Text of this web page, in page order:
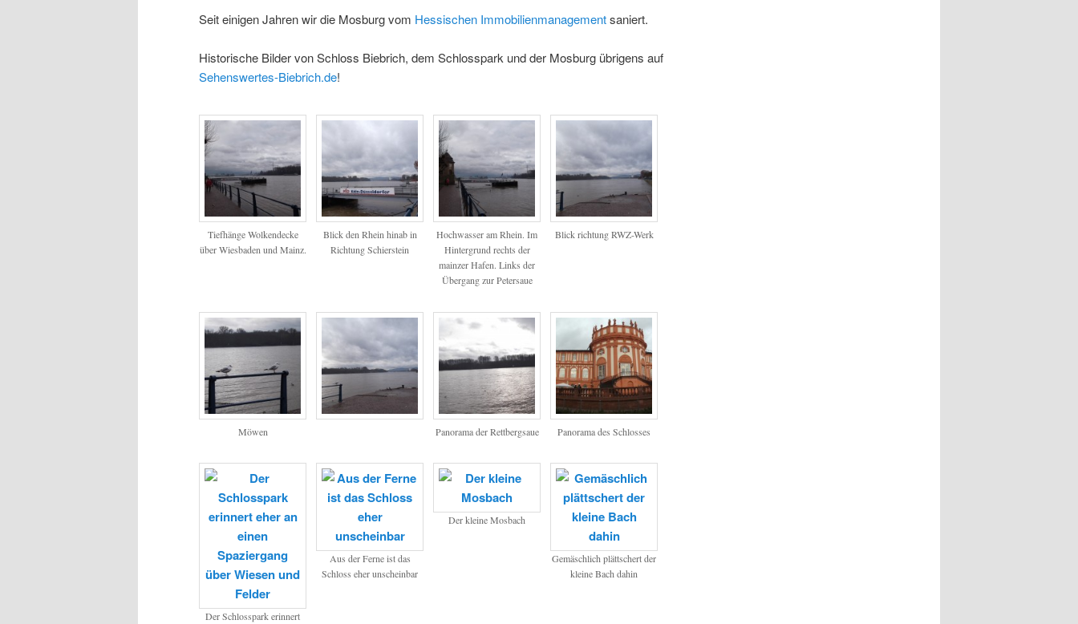
Seit einigen Jahren wir die Mosburg vom Hessischen Immobilienmanagementsaniert.
Historische Bilder von Schloss Biebrich, dem Schlosspark und der Mosburg übrigens auf
Sehenswertes-Biebrich.de!
Tiefhänge Wolkendecke
über Wiesbaden und Mainz.
Blick den Rhein hinab in
Richtung Schierstein
Hochwasser am Rhein. Im
Hintergrund rechts der
mainzer Hafen. Links der
Übergang zur Petersaue
Blick richtung RWZ-Werk
Möwen Panorama der Rettbergsaue Panorama des Schlosses
Der Schlosspark erinnert
Aus der Ferne ist das
Schloss eher unscheinbar
Der kleine Mosbach
Gemäschlich plättschert der
kleine Bach dahin